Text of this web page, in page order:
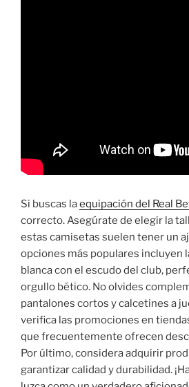
Si buscas laequipación del Real
correcto. Asegúrate de elegir la
estas camisetas suelen tener un
opciones más populares incluyen
blanca con el escudo del club,
orgullo bético. No olvides
pantalones cortos y calcetines a
verifica las promociones en
que frecuentemente ofrecen
Por último, considera adquirir
garantizar calidad y durabilidad.